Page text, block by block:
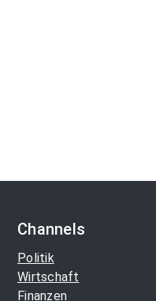
Channels
Politik
Wirtschaft
Finanzen